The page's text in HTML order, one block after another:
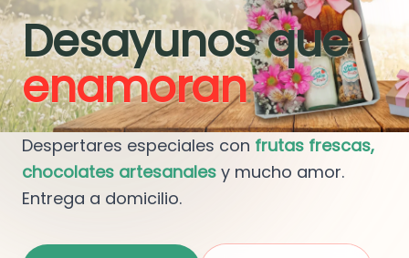
Desayunos que
enamoran
Despertares especiales con frutas frescas,
chocolates artesanales y mucho amor.
Entrega a domicilio.